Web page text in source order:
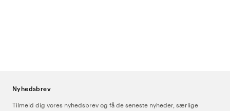
Nyhedsbrev
Tilmeld dig vores nyhedsbrev og få de seneste nyheder, særlige